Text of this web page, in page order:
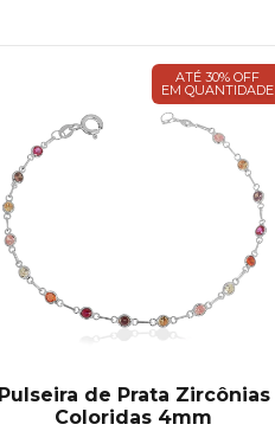
ATÉ 30% OFF
EM QUANTIDADE
Pulseira de Prata Zircônias
Coloridas 4mm